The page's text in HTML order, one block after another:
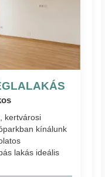
kertvárosi
kínálunk
lakás ideális